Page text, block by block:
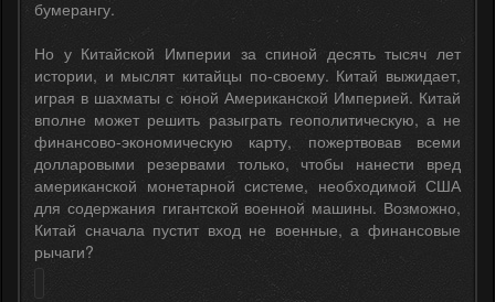
бумерангу.
Но у Китайской Империи за спиной десять тысяч лет
истории, и мыслят китайцы по-своему. Китай выжидает,
играя в шахматы с юной Американской Империей. Китай
вполне может решить разыграть геополитическую, а не
финансово-экономическую карту, пожертвовав всеми
долларовыми резервами только, чтобы нанести вред
американской монетарной системе, необходимой США
для содержания гигантской военной машины. Возможно,
Китай сначала пустит вход не военные, а финансовые
рычаги?